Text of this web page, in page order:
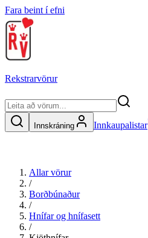
Fara beint í efni
Rekstrarvörur
Innskráning Innkaupalistar
Allar vörur
/
Borðbúnaður
/
Hnífar og hnífasett
/